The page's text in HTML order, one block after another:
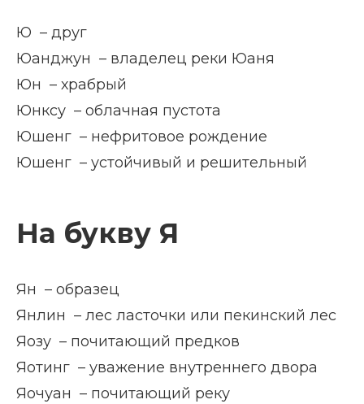
Ю – друг
Юанджун – владелец реки Юаня
Юн – храбрый
Юнксу – облачная пустота
Юшенг – нефритовое рождение
Юшенг – устойчивый и решительный
На букву Я
Ян – образец
Янлин – лес ласточки или пекинский лес
Яозу – почитающий предков
Яотинг – уважение внутреннего двора
Яочуан – почитающий реку